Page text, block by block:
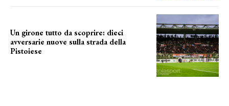
Un girone tutto da scoprire: dieci
avversarie nuove sulla strada della
Pistoiese